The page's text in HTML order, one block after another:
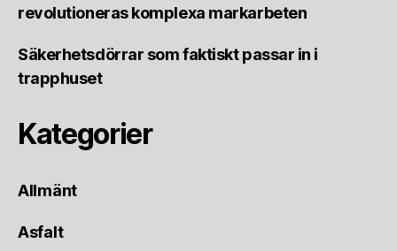
revolutioneras komplexa markarbeten
Säkerhetsdörrar som faktiskt passar in i
trapphuset
Kategorier
Allmänt
Asfalt